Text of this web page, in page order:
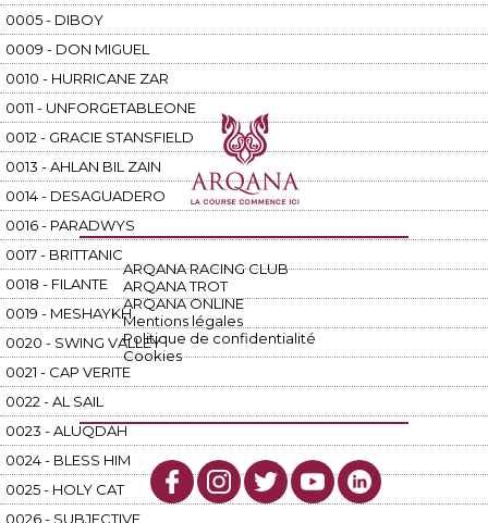
0005 - DIBOY
0009 - DON MIGUEL
0010 - HURRICANE ZAR
0011 - UNFORGETABLEONE
0012 - GRACIE STANSFIELD
0013 - AHLAN BIL ZAIN
0014 - DESAGUADERO
0016 - PARADWYS
0017 - BRITTANIC
0018 - FILANTE
0019 - MESHAYKH
0020 - SWING VALLEY
0021 - CAP VERITE
0022 - AL SAIL
0023 - ALUQDAH
0024 - BLESS HIM
0025 - HOLY CAT
0026 - SUBJECTIVE
ARQANA RACING CLUB
ARQANA TROT
ARQANA ONLINE
Mentions légales
Politique de confidentialité
Cookies